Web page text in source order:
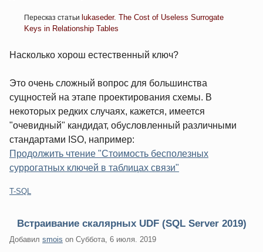
Пересказ статьи lukaseder. The Cost of Useless Surrogate
Keys in Relationship Tables
Насколько хорош естественный ключ?
Это очень сложный вопрос для большинства
сущностей на этапе проектирования схемы. В
некоторых редких случаях, кажется, имеется
"очевидный" кандидат, обусловленный различными
стандартами ISO, например:
Продолжить чтение "Стоимость бесполезных
суррогатных ключей в таблицах связи"
Категории:
T-SQL
Встраивание скалярных UDF (SQL Server 2019)
Добавил smois on Суббота, 6 июля. 2019